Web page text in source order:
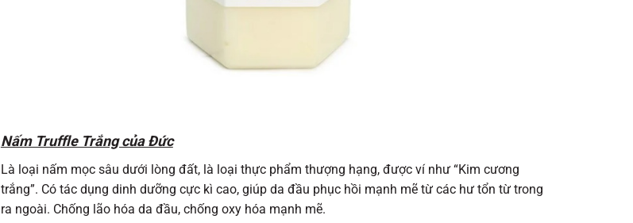
Nấm Truffle Trắng của Đức
Là loại nấm mọc sâu dưới lòng đất, là loại thực phẩm thượng hạng, được ví như “Kim cương
trắng”. Có tác dụng dinh dưỡng cực kì cao, giúp da đầu phục hồi mạnh mẽ từ các hư tổn từ trong
ra ngoài. Chống lão hóa da đầu, chống oxy hóa mạnh mẽ.